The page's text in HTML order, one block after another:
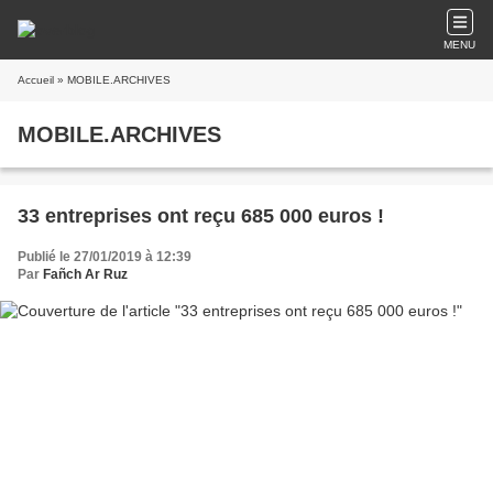
MENU
Accueil » MOBILE.ARCHIVES
MOBILE.ARCHIVES
33 entreprises ont reçu 685 000 euros !
Publié le 27/01/2019 à 12:39
Par Fañch Ar Ruz